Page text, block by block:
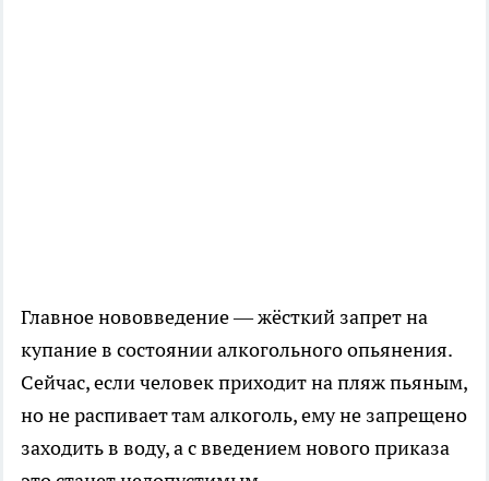
Главное нововведение — жёсткий запрет на
купание в состоянии алкогольного опьянения.
Сейчас, если человек приходит на пляж пьяным,
но не распивает там алкоголь, ему не запрещено
заходить в воду, а с введением нового приказа